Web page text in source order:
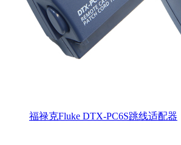
福禄克Fluke DTX-PC6S跳线适配器